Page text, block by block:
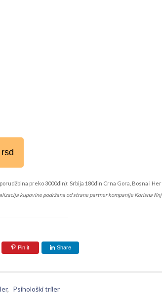
preko 3000din): Srbija 180din Crna Gora, Bosna i
kupovine podržana od strane partner kompanije Korisna
Pin it Share
, Psihološki triler